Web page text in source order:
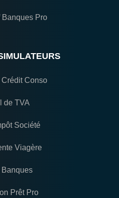
Banques Pro
Conso
de TVA
Société
Viagère
Prêt Pro